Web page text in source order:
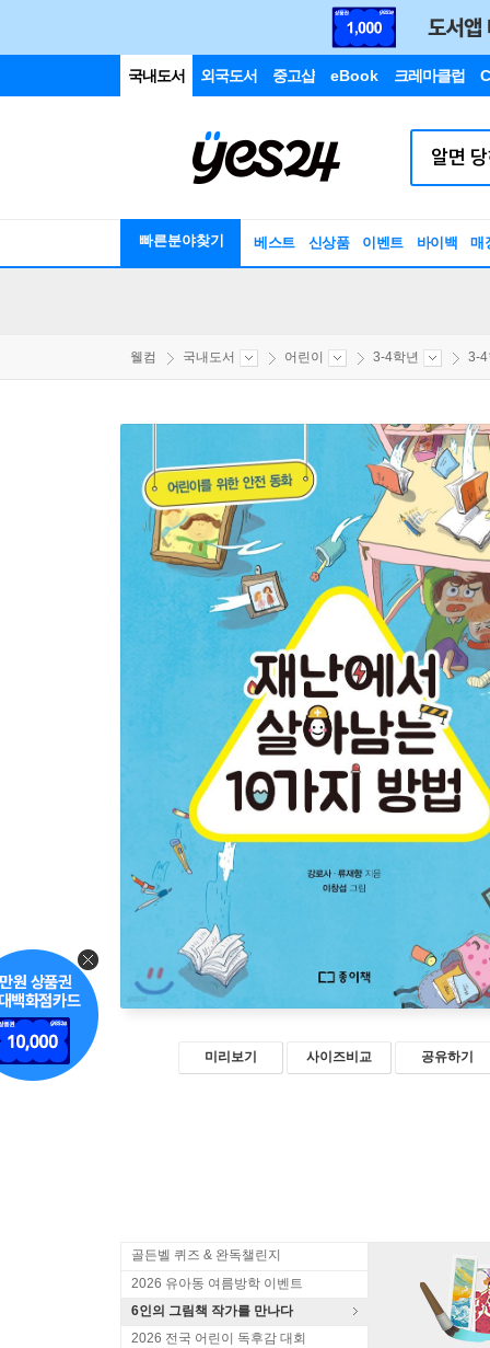
국내도서 외국도서 중고샵 eBook 크레마클럽
빠른분야찾기 베스트 신상품 이벤트 바이백 매
웰컴 국내도서 어린이 3-4학년 3-4
미리보기 사이즈비교 공유하기
골든벨 퀴즈 & 완독챌린지
2026 유아동 여름방학 이벤트
6인의 그림책 작가를 만나다
2026 전국 어린이 독후감 대회